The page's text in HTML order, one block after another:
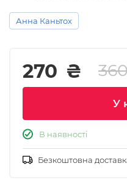
Анна Каньтох
270 ₴
У
В наявності
Безкоштовна